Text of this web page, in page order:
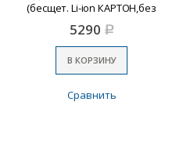
(бесщет. Li-ion КАРТОН,без
аккум и ЗУ)
5290 Р
В КОРЗИНУ
Сравнить